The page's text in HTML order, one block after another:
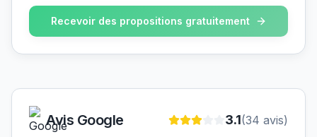
Recevoir des propositions gratuitement
Avis Google 3.1(34 avis)